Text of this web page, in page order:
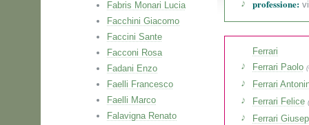
Fabris Monari Lucia
Facchini Giacomo
Faccini Sante
Facconi Rosa
Fadani Enzo
Faelli Francesco
Faelli Marco
Falavigna Renato
professione:
Ferrari
Ferrari Paolo
Ferrari
Ferrari Felice
Ferrari